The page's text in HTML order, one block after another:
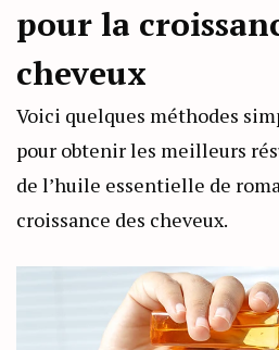
pour la
cheveux
Voici quelques méthodes
pour obtenir les meilleurs
de l’huile essentielle de
croissance des cheveux.